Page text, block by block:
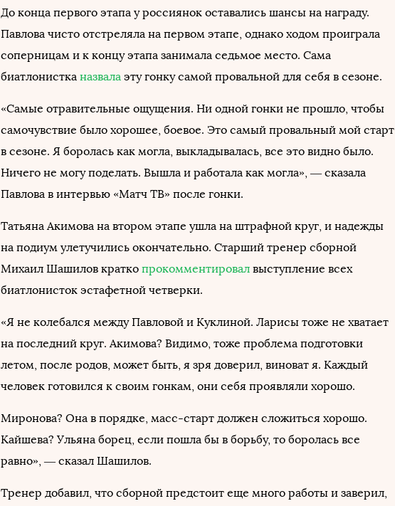
До конца первого этапа у россиянок оставались шансы на награду.
Павлова чисто отстреляла на первом этапе, однако ходом проиграла
соперницам и к концу этапа занимала седьмое место. Сама
биатлонистка назвала эту гонку самой провальной для себя в сезоне.
«Самые отравительные ощущения. Ни одной гонки не прошло, чтобы
самочувствие было хорошее, боевое. Это самый провальный мой старт
в сезоне. Я боролась как могла, выкладывалась, все это видно было.
Ничего не могу поделать. Вышла и работала как могла», — сказала
Павлова в интервью «Матч ТВ» после гонки.
Татьяна Акимова на втором этапе ушла на штрафной круг, и надежды
на подиум улетучились окончательно. Старший тренер сборной
Михаил Шашилов кратко прокомментировал выступление всех
биатлонисток эстафетной четверки.
«Я не колебался между Павловой и Куклиной. Ларисы тоже не хватает
на последний круг. Акимова? Видимо, тоже проблема подготовки
летом, после родов, может быть, я зря доверил, виноват я. Каждый
человек готовился к своим гонкам, они себя проявляли хорошо.
Миронова? Она в порядке, масс-старт должен сложиться хорошо.
Кайшева? Ульяна борец, если пошла бы в борьбу, то боролась все
равно», — сказал Шашилов.
Тренер добавил, что сборной предстоит еще много работы и заверил,